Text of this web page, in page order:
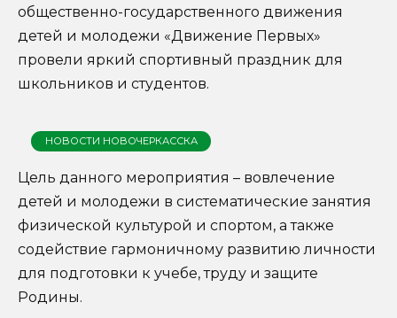
общественно-государственного движения
детей и молодежи «Движение Первых»
провели яркий спортивный праздник для
школьников и студентов.
НОВОСТИ НОВОЧЕРКАССКА
Цель данного мероприятия – вовлечение
детей и молодежи в систематические занятия
физической культурой и спортом, а также
содействие гармоничному развитию личности
для подготовки к учебе, труду и защите
Родины.